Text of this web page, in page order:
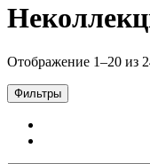
Отображение 1–20 из
Фильтры